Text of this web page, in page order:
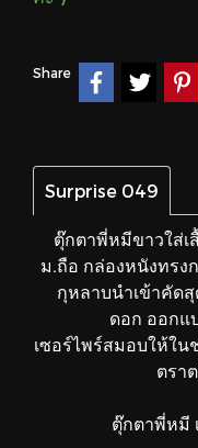
Share
Surprise 049
ตุ๊กตาพี่หมีขาวใส่เ
ม.ถือ กล่องหนังทรง
กุหลาบนำเข้าคัดสุ
ดอก ออกแ
เซอร์ไพร์สมอบให้ใน
ตรา
ตุ๊กตาพี่หมี